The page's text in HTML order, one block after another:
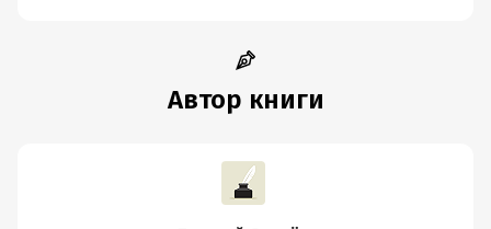
Автор книги